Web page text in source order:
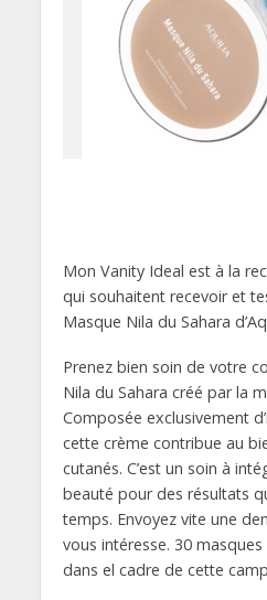
Mon Vanity Ideal est à la
qui souhaitent recevoir et
Masque Nila du Sahara
Prenez bien soin de votre
Nila du Sahara créé par la
Composée exclusivement
cette crème contribue au
cutanés. C’est un soin à
beauté pour des résultats
temps. Envoyez vite une
vous intéresse. 30
dans el cadre de cette